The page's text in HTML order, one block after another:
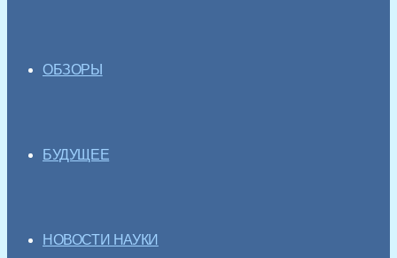
ОБЗОРЫ
БУДУЩЕЕ
НОВОСТИ НАУКИ